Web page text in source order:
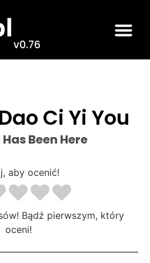
v0.76
Ci Yi You
Been Here
aby ocenić!
Bądź pierwszym, który
oceni!